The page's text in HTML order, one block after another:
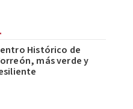
Histórico de
más verde y